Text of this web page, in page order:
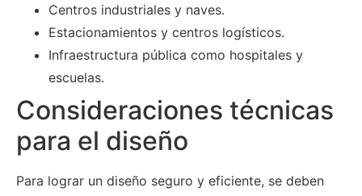
Centros industriales y naves.
Estacionamientos y centros logísticos.
Infraestructura pública como hospitales y
escuelas.
Consideraciones técnicas
para el diseño
Para lograr un diseño seguro y eficiente, se deben